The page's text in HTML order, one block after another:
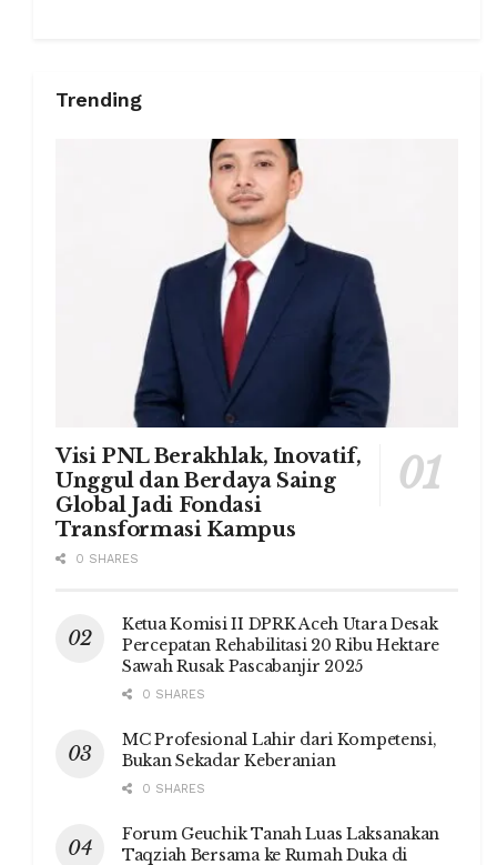
Trending
Visi PNL Berakhlak, Inovatif,
Unggul dan Berdaya Saing
Global Jadi Fondasi
Transformasi Kampus
0 SHARES
Ketua Komisi II DPRK Aceh Utara Desak
Percepatan Rehabilitasi 20 Ribu Hektare
Sawah Rusak Pascabanjir 2025
0 SHARES
MC Profesional Lahir dari Kompetensi,
Bukan Sekadar Keberanian
0 SHARES
Forum Geuchik Tanah Luas Laksanakan
Taqziah Bersama ke Rumah Duka di